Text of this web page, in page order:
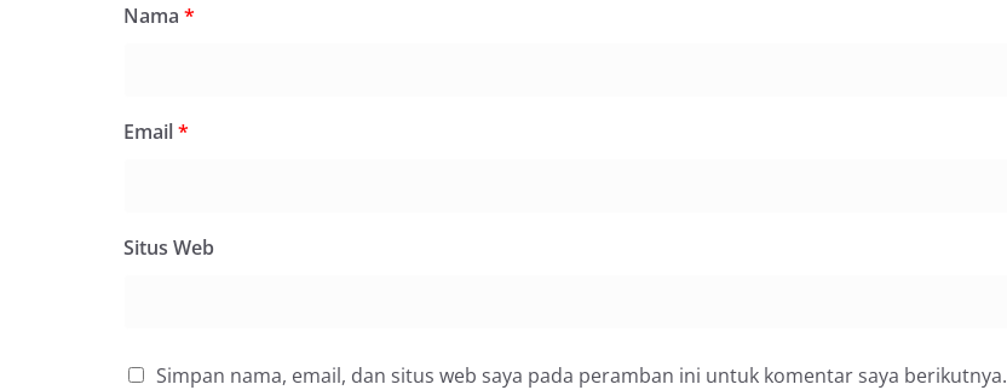
Nama *
Email*
Situs Web
Simpan nama, email, dan situs web saya pada peramban ini untuk komentar saya berikutnya.